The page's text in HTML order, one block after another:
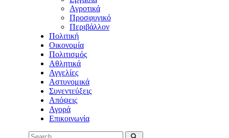
Αγροτικά
Προσφυγικό
Περιβάλλον
Πολιτική
Οικονομία
Πολιτισμός
Αθλητικά
Αγγελίες
Αστυνομικά
Συνεντεύξεις
Απόψεις
Αγορά
Επικοινωνία